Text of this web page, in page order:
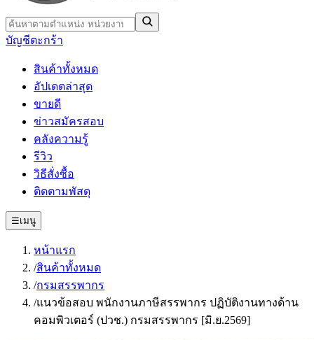
บัญชีตะกร้า
สินค้าทั้งหมด
อัปเดตล่าสุด
ขายดี
ข่าวสมัครสอบ
คลังความรู้
รีวิว
วิธีสั่งซื้อ
ติดตามพัสดุ
☰เมนู
หน้าแรก
/สินค้าทั้งหมด
/กรมสรรพากร
/แนวข้อสอบ พนักงานภาษีสรรพากร ปฏิบัติงานทางด้าน
คอมพิวเตอร์ (ปวช.) กรมสรรพากร [มิ.ย.2569]